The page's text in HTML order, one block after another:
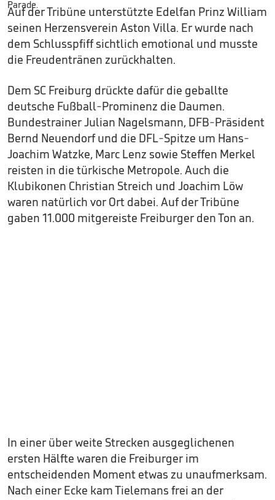
Auf der Tribüne unterstützte Edelfan Prinz William
seinen Herzensverein Aston Villa. Er wurde nach
dem Schlusspfiff sichtlich emotional und musste
die Freudentränen zurückhalten.
Dem SC Freiburg drückte dafür die geballte
deutsche Fußball-Prominenz die Daumen.
Bundestrainer Julian Nagelsmann, DFB-Präsident
Bernd Neuendorf und die DFL-Spitze um Hans-
Joachim Watzke, Marc Lenz sowie Steffen Merkel
reisten in die türkische Metropole. Auch die
Klubikonen Christian Streich und Joachim Löw
waren natürlich vor Ort dabei. Auf der Tribüne
gaben 11.000 mitgereiste Freiburger den Ton an.
In einer über weite Strecken ausgeglichenen
ersten Hälfte waren die Freiburger im
entscheidenden Moment etwas zu unaufmerksam.
Nach einer Ecke kam Tielemans frei an der